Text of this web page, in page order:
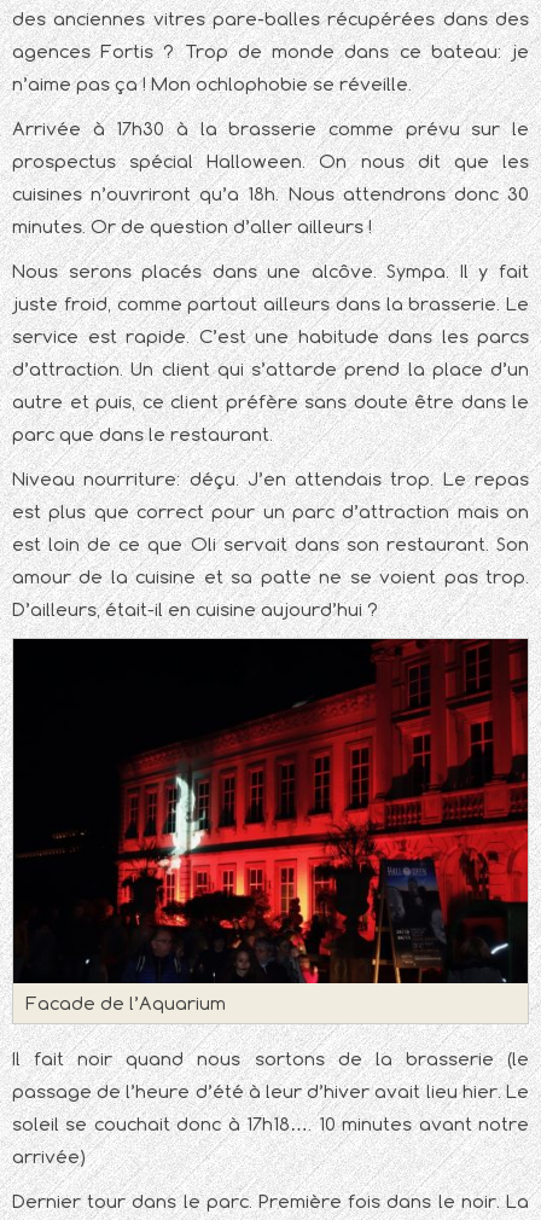
des anciennes vitres pare-balles récupérées dans des
agences Fortis ? Trop de monde dans ce bateau: je
n’aime pas ça ! Mon ochlophobie se réveille.
Arrivée à 17h30 à la brasserie comme prévu sur le
prospectus spécial Halloween. On nous dit que les
cuisines n’ouvriront qu’a 18h. Nous attendrons donc 30
minutes. Or de question d’aller ailleurs !
Nous serons placés dans une alcôve. Sympa. Il y fait
juste froid, comme partout ailleurs dans la brasserie. Le
service est rapide. C’est une habitude dans les parcs
d’attraction. Un client qui s’attarde prend la place d’un
autre et puis, ce client préfère sans doute être dans le
parc que dans le restaurant.
Niveau nourriture: déçu. J’en attendais trop. Le repas
est plus que correct pour un parc d’attraction mais on
est loin de ce que Oli servait dans son restaurant. Son
amour de la cuisine et sa patte ne se voient pas trop.
D’ailleurs, était-il en cuisine aujourd’hui ?
Facade de l’Aquarium
Il fait noir quand nous sortons de la brasserie (le
passage de l’heure d’été à leur d’hiver avait lieu hier. Le
soleil se couchait donc à 17h18…. 10 minutes avant notre
arrivée)
Dernier tour dans le parc. Première fois dans le noir. La